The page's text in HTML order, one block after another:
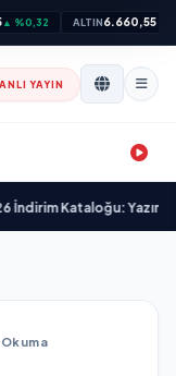
▲ %0,32 ALTIN6.660,55
YAYIN
Kataloğu: Yazınızı